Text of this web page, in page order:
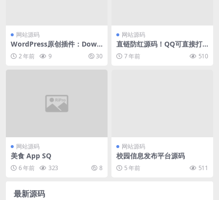
网站源码
WordPress原创插件：Down
load-block-plugin下载按钮
图标美化
2 年前 9 30
网站源码
直链防红源码！QQ可直接打
开链接的
7 年前 510
网站源码
美食 App SQ
6 年前 323 8
网站源码
校园信息发布平台源码
5 年前 511
最新源码